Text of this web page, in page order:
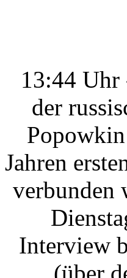
13:44 Uhr
der
Jahren
verbunden
Interview
(über